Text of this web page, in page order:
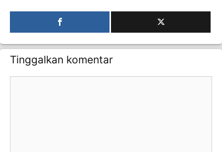
Tinggalkan komentar